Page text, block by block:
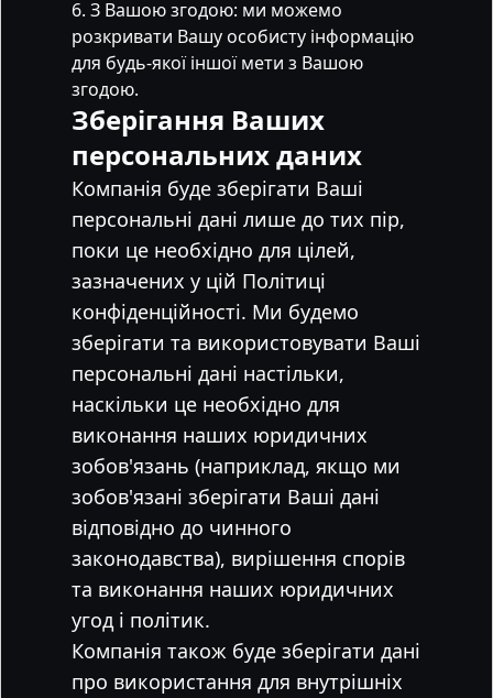
З Вашою згодою: ми можемо
розкривати Вашу особисту інформацію
для будь-якої іншої мети з Вашою
згодою.
Зберігання Ваших
персональних даних
Компанія буде зберігати Ваші
персональні дані лише до тих пір,
поки це необхідно для цілей,
зазначених у цій Політиці
конфіденційності. Ми будемо
зберігати та використовувати Ваші
персональні дані настільки,
наскільки це необхідно для
виконання наших юридичних
зобов'язань (наприклад, якщо ми
зобов'язані зберігати Ваші дані
відповідно до чинного
законодавства), вирішення спорів
та виконання наших юридичних
угод і політик.
Компанія також буде зберігати дані
про використання для внутрішніх